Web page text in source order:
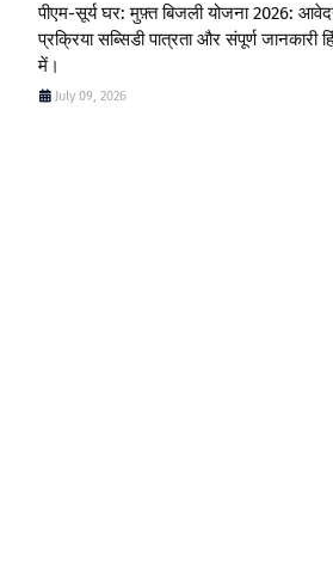
पीएम-सूर्य घर: मुफ़्त बिजली योजना 2026:
प्रक्रिया सब्सिडी पात्रता और संपूर्ण जानकारी
में।
July 09, 2026